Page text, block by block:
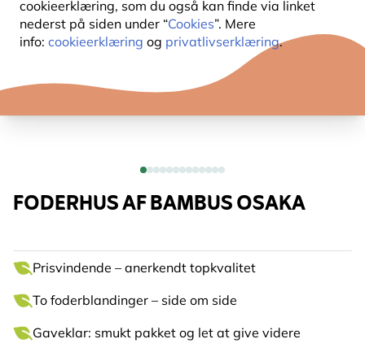
cookieerklæring, som du også kan finde via linket
nederst på siden under “Cookies”. Mere
info: cookieerklæring og privatlivserklæring.
FODERHUS AF BAMBUS OSAKA
Prisvindende – anerkendt topkvalitet
To foderblandinger – side om side
Gaveklar: smukt pakket og let at give videre